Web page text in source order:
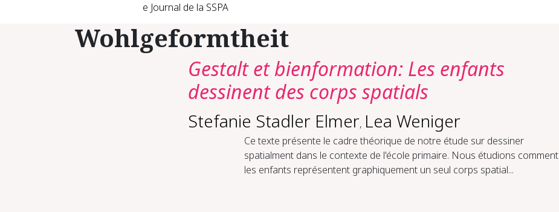
e Journal de la SSPA
Wohlgeformtheit
Gestalt et bienformation: Les enfants
dessinent des corps spatials
Stefanie Stadler Elmer, Lea Weniger
Ce texte présente le cadre théorique de notre étude sur dessiner
spatialment dans le contexte de l'école primaire. Nous étudions comment
les enfants représentent graphiquement un seul corps spatial...